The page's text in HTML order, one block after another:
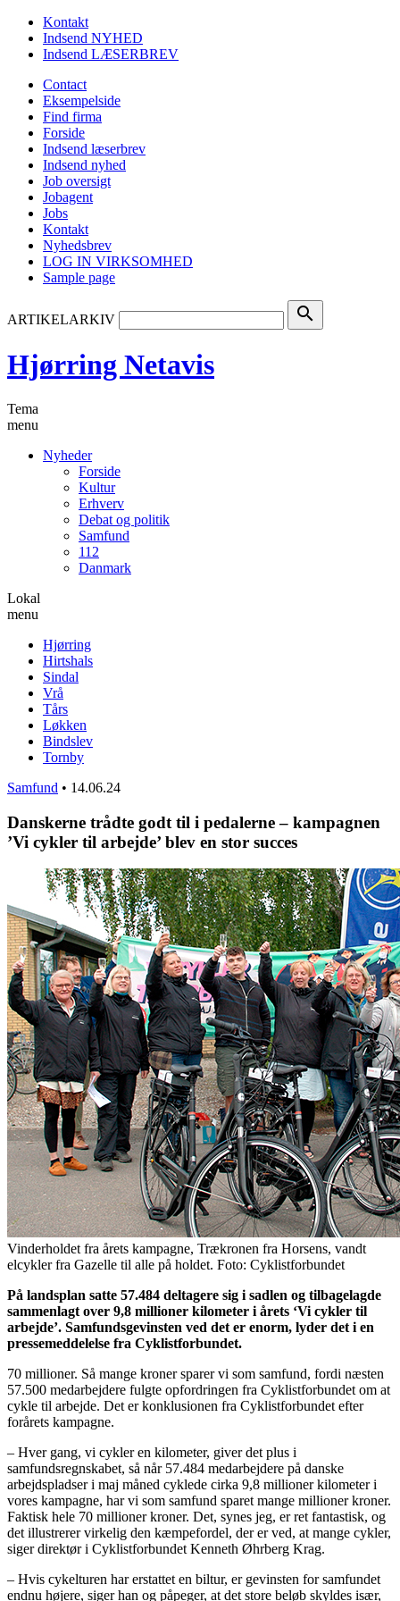
Kontakt
Indsend NYHED
Indsend LÆSERBREV
Contact
Eksempelside
Find firma
Forside
Indsend læserbrev
Indsend nyhed
Job oversigt
Jobagent
Jobs
Kontakt
Nyhedsbrev
LOG IN VIRKSOMHED
Sample page
ARTIKELARKIV search
Hjørring Netavis
Tema
menu
Nyheder
Forside
Kultur
Erhverv
Debat og politik
Samfund
112
Danmark
Lokal
menu
Hjørring
Hirtshals
Sindal
Vrå
Tårs
Løkken
Bindslev
Tornby
Samfund • 14.06.24
Danskerne trådte godt til i pedalerne – kampagnen
’Vi cykler til arbejde’ blev en stor succes
Vinderholdet fra årets kampagne, Trækronen fra Horsens, vandt
elcykler fra Gazelle til alle på holdet. Foto: Cyklistforbundet
På landsplan satte 57.484 deltagere sig i sadlen og tilbagelagde
sammenlagt over 9,8 millioner kilometer i årets ‘Vi cykler til
arbejde’. Samfundsgevinsten ved det er enorm, lyder det i en
pressemeddelelse fra Cyklistforbundet.
70 millioner. Så mange kroner sparer vi som samfund, fordi næsten
57.500 medarbejdere fulgte opfordringen fra Cyklistforbundet om at
cykle til arbejde. Det er konklusionen fra Cyklistforbundet efter
forårets kampagne.
– Hver gang, vi cykler en kilometer, giver det plus i
samfundsregnskabet, så når 57.484 medarbejdere på danske
arbejdspladser i maj måned cyklede cirka 9,8 millioner kilometer i
vores kampagne, har vi som samfund sparet mange millioner kroner.
Faktisk hele 70 millioner kroner. Det, synes jeg, er ret fantastisk, og
det illustrerer virkelig den kæmpefordel, der er ved, at mange cykler,
siger direktør i Cyklistforbundet Kenneth Øhrberg Krag.
– Hvis cykelturen har erstattet en biltur, er gevinsten for samfundet
endnu højere, siger han og påpeger, at det store beløb skyldes især,